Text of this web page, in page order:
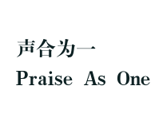
声合为一
Praise As One